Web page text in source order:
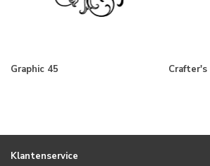
Graphic 45 Crafter's
Klantenservice